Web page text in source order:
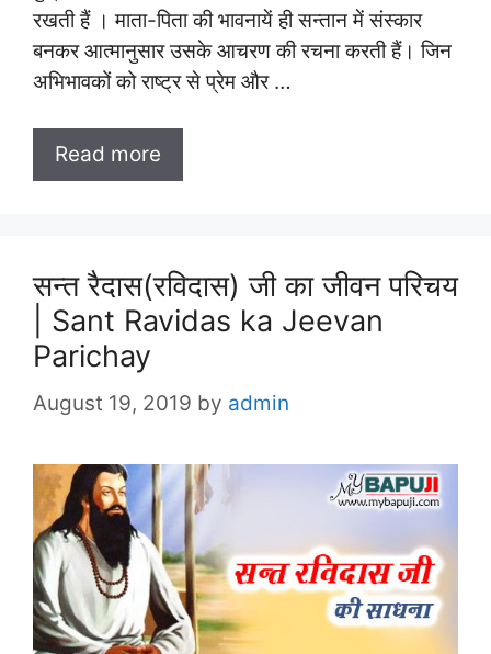
रखती हैं । माता-पिता की भावनायें ही सन्तान में संस्कार
बनकर आत्मानुसार उसके आचरण की रचना करती हैं। जिन
अभिभावकों को राष्ट्र से प्रेम और …
Read more
सन्त रैदास(रविदास) जी का जीवन परिचय
| Sant Ravidas ka Jeevan
Parichay
August 19, 2019 by admin